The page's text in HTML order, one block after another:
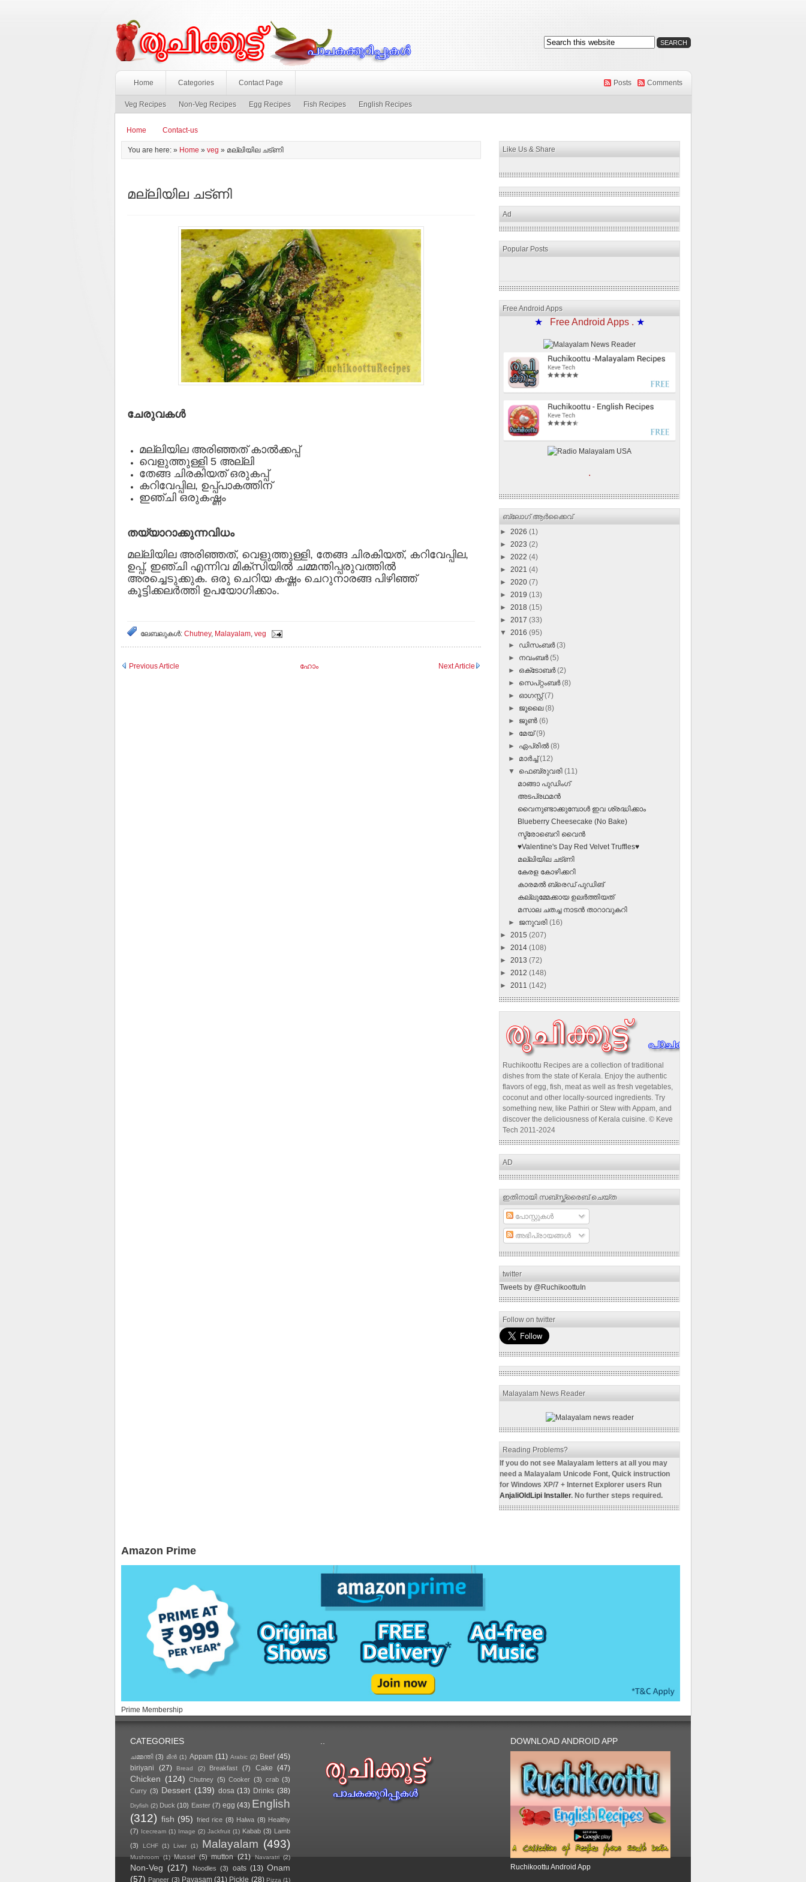
Home Categories Contact Page Posts Comments
Veg Recipes Non-Veg Recipes Egg Recipes Fish Recipes English Recipes
Home Contact-us
You are here: » Home » veg » മല്ലിയില ചട്ണി
മല്ലിയില ചട്ണി
ചേരുവകള്‍
മല്ലിയില അരിഞ്ഞത് കാല്‍ക്കപ്പ്
വെളുത്തുള്ളി 5 അല്ലി
തേങ്ങ ചിരകിയത് ഒരുകപ്പ്
കറിവേപ്പില, ഉപ്പ്പാകത്തിന്
ഇഞ്ചി ഒരുകഷ്ണം
തയ്യാറാക്കുന്നവിധം
മല്ലിയില അരിഞ്ഞത്, വെളുത്തുള്ളി, തേങ്ങ ചിരകിയത്, കറിവേപ്പില,
ഉപ്പ്, ഇഞ്ചി എന്നിവ മിക്‌സിയില്‍ ചമ്മന്തിപ്പരുവത്തില്‍
അരച്ചെടുക്കുക. ഒരു ചെറിയ കഷ്ണം ചെറുനാരങ്ങ പിഴിഞ്ഞ്
കൂട്ടിക്കലര്‍ത്തി ഉപയോഗിക്കാം.
ലേബലുകള്‍: Chutney, Malayalam, veg
Previous Article Next Article
ഹോം
Like Us & Share
Ad
Popular Posts
Free Android Apps
★ Free Android Apps . ★
.
ബ്ലോഗ് ആര്‍ക്കൈവ്
► 2026 (1)
► 2023 (2)
► 2022 (4)
► 2021 (4)
► 2020 (7)
► 2019 (13)
► 2018 (15)
► 2017 (33)
▼ 2016 (95)
► ഡിസംബർ(3)
► നവംബർ(5)
► ഒക്‌ടോബർ(2)
► സെപ്റ്റംബർ(8)
► ഓഗസ്റ്റ്(7)
► ജൂലൈ(8)
► ജൂൺ(6)
► മേയ്(9)
► ഏപ്രിൽ(8)
► മാർച്ച്(12)
▼ ഫെബ്രുവരി(11)
മാങ്ങാ പുഡിംഗ്
അടപ്രഥമൻ
വൈനുണ്ടാക്കുമ്പോൾ ഇവ ശ്രദ്ധിക്കാം
Blueberry Cheesecake (No Bake)
സ്ട്രോബെറി വൈൻ
♥Valentine's Day Red Velvet Truffles♥
മല്ലിയില ചട്ണി
കേരള കോഴിക്കറി
കാരമല്‍ ബ്രെഡ് പുഡിങ്
കല്ലുമ്മേക്കായ ഉലര്‍ത്തിയത്‌
മസാല ചതച്ച നാടന്‍ താറാവുകറി
► ജനുവരി(16)
► 2015 (207)
► 2014 (108)
► 2013 (72)
► 2012 (148)
► 2011 (142)
Ruchikoottu Recipes are a collection of traditional
dishes from the state of Kerala. Enjoy the authentic
flavors of egg, fish, meat as well as fresh vegetables,
coconut and other locally-sourced ingredients. Try
something new, like Pathiri or Stew with Appam, and
discover the deliciousness of Kerala cuisine. © Keve
Tech 2011-2024
AD
ഇതിനായി സബ്‌സ്ക്രൈബ് ചെയ്ത
പോസ്റ്റുകള്‍
അഭിപ്രായങ്ങള്‍
twitter
Tweets by @RuchikoottuIn
Follow on twitter
Malayalam News Reader
Reading Problems?
If you do not see Malayalam letters at all you may
need a Malayalam Unicode Font, Quick instruction
for Windows XP/7 + Internet Explorer users Run
AnjaliOldLipi Installer. No further steps required.
Amazon Prime
Prime Membership
CATEGORIES
ചമ്മന്തി (3) മീൻ (1) Appam (11) Arabic (2) Beef (45)
biriyani
(27) Bread (2) Breakfast (7) Cake (47)
Chicken (124) Chutney (5) Cooker (3) crab (3)
Curry (3) Dessert (139) dosa (13) Drinks (38)
Dryfish (2) Duck (10) Easter (7) egg (43) English
(312) fish (95) fried rice (8) Halwa (8) Healthy
(7) Icecream (1) Image (2) Jackfruit (1) Kabab (3) Lamb
(3)
LCHF (1) Liver (1) Malayalam (493)
Mushroom (1) Mussel (5) mutton (21) Navaratri (2)
Non-Veg (217) Noodles (3) oats (13) Onam
(57) Paneer (3) Payasam (31) Pickle (28) Pizza (1)
DOWNLOAD ANDROID APP
Ruchikoottu Android App